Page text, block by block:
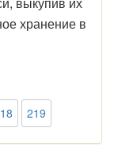
хранение в
219